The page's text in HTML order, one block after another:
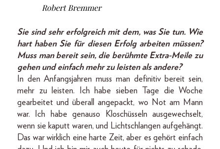
Robert Bremmer
Sie sind sehr erfolgreich mit dem, was Sie tun. Wie
hart haben Sie für diesen Erfolg arbeiten müssen?
Muss man bereit sein, die berühmte Extra-Meile zu
gehen und einfach mehr zu leisten als andere?
In den Anfangsjahren muss man definitiv bereit sein,
mehr zu leisten. Ich habe sieben Tage die Woche
gearbeitet und überall angepackt, wo Not am Mann
war. Ich habe genauso Kloschüsseln ausgewechselt,
wenn sie kaputt waren, und Lichtschlangen aufgehängt.
Das war wirklich eine harte Zeit, aber es gehört einfach